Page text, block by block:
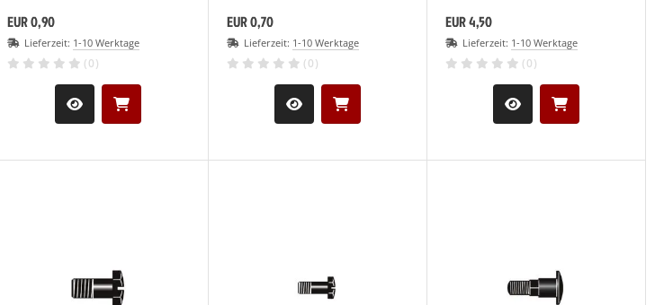
EUR 0,90
Lieferzeit: 1-10 Werktage
(0)
EUR 0,70
Lieferzeit: 1-10 Werktage
(0)
EUR 4,50
Lieferzeit: 1-10 Werktage
(0)